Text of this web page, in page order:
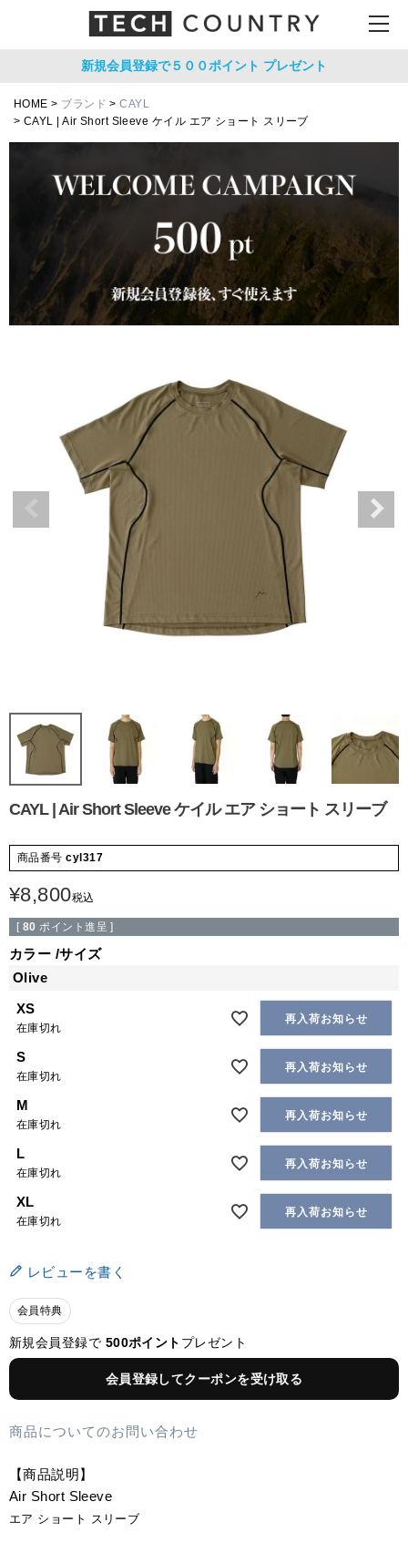
新規会員登録で５００ポイント プレゼント
HOME ブランド
CAYL
CAYL | Air Short Sleeve ケイル エア ショート スリーブ
CAYL | Air Short Sleeve ケイル エア ショート スリーブ
商品番号 cyl317
¥8,800税込
[ 80 ポイント進呈 ]
カラー サイズ
Olive
XS
在庫切れ
再入荷お知らせ
S
在庫切れ
再入荷お知らせ
M
在庫切れ
再入荷お知らせ
L
在庫切れ
再入荷お知らせ
XL
在庫切れ
再入荷お知らせ
レビューを書く
会員特典
新規会員登録で 500ポイント プレゼント
会員登録してクーポンを受け取る
商品についてのお問い合わせ
【商品説明】
Air Short Sleeve
エア ショート スリーブ